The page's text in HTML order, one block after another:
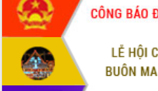
phá cơ chế - Hợp tác công tư
Đề án 06 tạo bước ngoặt đột phá trong
cải cách hành chính tỉnh Đắk Lắk
Kết nối tour, đẩy mạnh chuyển đổi số
để phát triển du lịch Đắk Lắk
Khởi động Dự án Đầu tư xây dựng hạ
tầng kỹ thuật Cụm công nghiệp Tân
Tiến